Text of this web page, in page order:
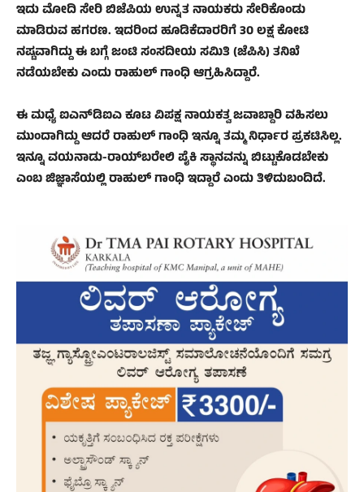
ಇದು ಮೋದಿ ಸೇರಿ ಬಿಜೆಪಿಯ ಉನ್ನತ ನಾಯಕರು ಸೇರಿಕೊಂಡು
ಮಾಡಿರುವ ಹಗರಣ. ಇದರಿಂದ ಹೂಡಿಕೆದಾರರಿಗೆ 30 ಲಕ್ಷ ಕೋಟಿ
ನಷ್ಟವಾಗಿದ್ದು ಈ ಬಗ್ಗೆ ಜಂಟಿ ಸಂಸದೀಯ ಸಮಿತಿ (ಜೆಪಿಸಿ) ತನಿಖೆ
ನಡೆಯಬೇಕು ಎಂದು ರಾಹುಲ್ ಗಾಂಧಿ ಆಗ್ರಹಿಸಿದ್ದಾರೆ.
ಈ ಮಧ್ಯೆ ಐಎನ್‍ಡಿಐಎ ಕೂಟ ವಿಪಕ್ಷ ನಾಯಕತ್ವ ಜವಾಬ್ದಾರಿ ವಹಿಸಲು
ಮುಂದಾಗಿದ್ದು ಆದರೆ ರಾಹುಲ್ ಗಾಂಧಿ ಇನ್ನೂ ತಮ್ಮ ನಿರ್ಧಾರ ಪ್ರಕಟಿಸಿಲ್ಲ.
ಇನ್ನೂ ವಯನಾಡು-ರಾಯ್‍ಬರೇಲಿ ಪೈಕಿ ಸ್ಥಾನವನ್ನು ಬಿಟ್ಟುಕೊಡಬೇಕು
ಎಂಬ ಜಿಜ್ಞಾಸೆಯಲ್ಲಿ ರಾಹುಲ್ ಗಾಂಧಿ ಇದ್ದಾರೆ ಎಂದು ತಿಳಿದುಬಂದಿದೆ.